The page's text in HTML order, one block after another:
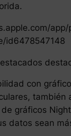
id6478547148
con
también
gráficos
datos sean